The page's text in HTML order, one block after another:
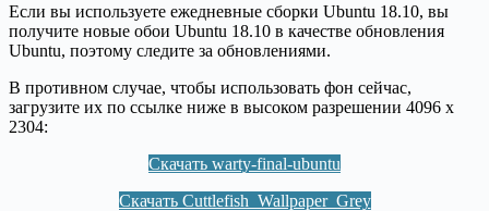
Если вы используете ежедневные сборки Ubuntu 18.10, вы
получите новые обои Ubuntu 18.10 в качестве обновления
Ubuntu, поэтому следите за обновлениями.
В противном случае, чтобы использовать фон сейчас,
загрузите их по ссылке ниже в высоком разрешении 4096 x
2304:
Скачать warty-final-ubuntu
Скачать Cuttlefish_Wallpaper_Grey